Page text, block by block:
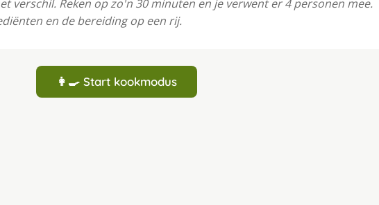
verschil. Reken op zo'n 30 minuten en je verwent er 4 personen mee.
en de bereiding op een rij.
👩‍🍳 Start kookmodus